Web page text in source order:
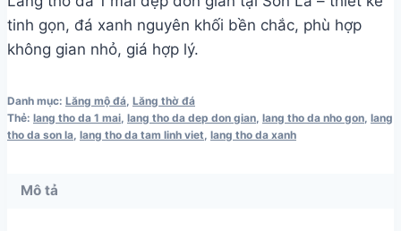
tinh gọn, đá xanh nguyên khối bền chắc, phù hợp
không gian nhỏ, giá hợp lý.
Danh mục: Lăng mộ đá Lăng thờ đá
Thẻ: lang tho da 1 mai lang tho da dep don gian lang tho da nho gon lang
tho da son la lang tho da tam linh viet lang tho da xanh
Mô tả